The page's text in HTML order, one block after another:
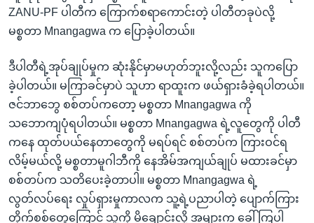
ZANU-PF ပါတီက ကြောက်စရာကောင်းတဲ့ ပါတီတခုပဲလို့
မစ္စတာ Mnangagwa က ပြောခဲ့ပါတယ်။
ဒီပါတီရဲ့အုပ်ချုပ်မှုက ဆုံးနိုင်မှာမဟုတ်ဘူးလို့လည်း သူကပြော
ခဲ့ပါတယ်။ မကြာခင်မှာပဲ သူဟာ ရာထူးက ဖယ်ရှားခံခဲ့ရပါတယ်။
ဇင်ဘာဘွေ စစ်တပ်ကတော့ မစ္စတာ Mnangagwa ကို
သဘောကျပုံရပါတယ်။ မစ္စတာ Mnangagwa ရဲ့လူတွေကို ပါတီ
ကနေ ထုတ်ပယ်နေတာတွေကို မရပ်ရင် စစ်တပ်က ကြားဝင်ရ
လိမ့်မယ်လို့ မစ္စတာမူဂါဘီကို နေအိမ်အကျယ်ချုပ် မထားခင်မှာ
စစ်တပ်က သတိပေးခဲ့တာပါ။ မစ္စတာ Mnangagwa ရဲ့
လွတ်လပ်ရေး လှုပ်ရှားမှုကာလက သူ့ရဲ့ပညာပါတဲ့ ပျောက်ကြား
တိုက်စစ်တွေကြောင့် သူ့ကို မိချောင်းလို့ အများက ခေါ်ကြပါ